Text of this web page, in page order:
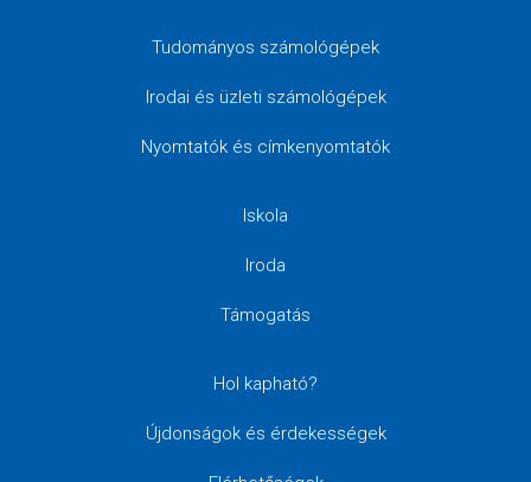
Tudományos számológépek
Irodai és üzleti számológépek
Nyomtatók és címkenyomtatók
Iskola
Iroda
Támogatás
Hol kapható?
Újdonságok és érdekességek